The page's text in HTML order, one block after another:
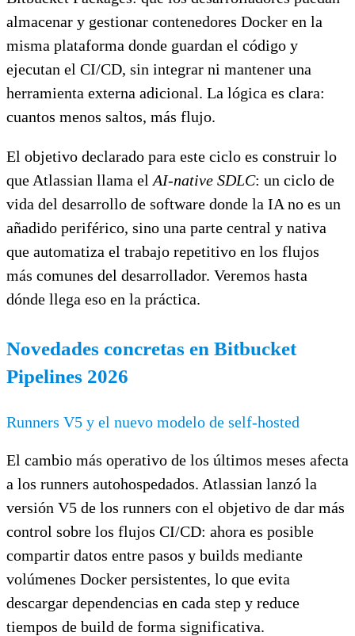
almacenar y gestionar contenedores Docker en la
misma plataforma donde guardan el código y
ejecutan el CI/CD, sin integrar ni mantener una
herramienta externa adicional. La lógica es clara:
cuantos menos saltos, más flujo.
El objetivo declarado para este ciclo es construir lo
que Atlassian llama el AI-native SDLC: un ciclo de
vida del desarrollo de software donde la IA no es un
añadido periférico, sino una parte central y nativa
que automatiza el trabajo repetitivo en los flujos
más comunes del desarrollador. Veremos hasta
dónde llega eso en la práctica.
Novedades concretas en Bitbucket
Pipelines 2026
Runners V5 y el nuevo modelo de self-hosted
El cambio más operativo de los últimos meses afecta
a los runners autohospedados. Atlassian lanzó la
versión V5 de los runners con el objetivo de dar más
control sobre los flujos CI/CD: ahora es posible
compartir datos entre pasos y builds mediante
volúmenes Docker persistentes, lo que evita
descargar dependencias en cada step y reduce
tiempos de build de forma significativa.